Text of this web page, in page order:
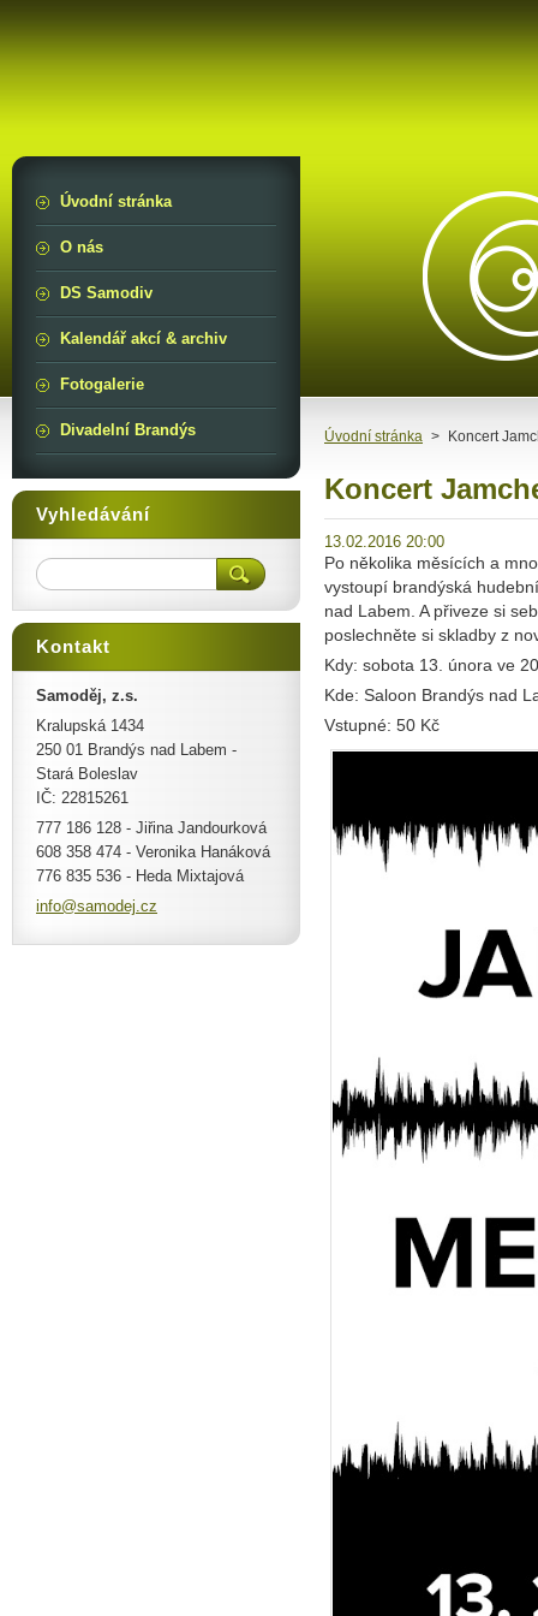
Úvodní stránka > Koncert
Koncert
13.02.2016 20:00
Po několika měsících a
vystoupí brandýská
nad Labem. A přiveze si
poslechněte si skladby z
Kdy: sobota 13. února ve
Kde: Saloon Brandýs nad
Vstupné: 50 Kč
Úvodní stránka
O nás
DS Samodiv
Kalendář akcí & archiv
Fotogalerie
Divadelní Brandýs
Vyhledávání
Kontakt
Samoděj, z.s.
Kralupská 1434
250 01 Brandýs nad Labem -
Stará Boleslav
IČ: 22815261
777 186 128 - Jiřina Jandourková
608 358 474 - Veronika Hanáková
776 835 536 - Heda Mixtajová
info@samodej.cz